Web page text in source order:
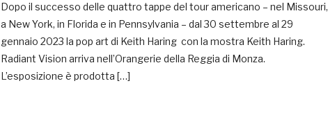
Dopo il successo delle quattro tappe del tour americano – nel Missouri,
a New York, in Florida e in Pennsylvania – dal 30 settembre al 29
gennaio 2023 la pop art di Keith Haring con la mostra Keith Haring.
Radiant Vision arriva nell’Orangerie della Reggia di Monza.
L’esposizione è prodotta […]